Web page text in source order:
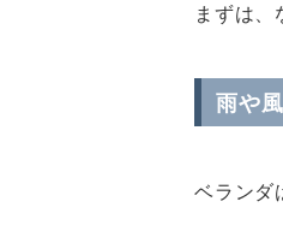
まずは、
雨や
ベランダ